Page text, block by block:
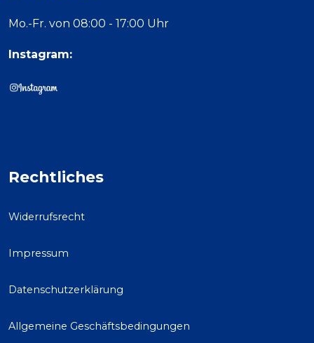
Mo.-Fr. von 08:00 - 17:00 Uhr
Instagram:
Rechtliches
Widerrufsrecht
Impressum
Datenschutzerklärung
Allgemeine Geschäftsbedingungen